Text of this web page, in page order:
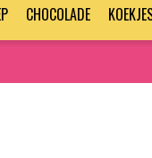
CHOCOLADE